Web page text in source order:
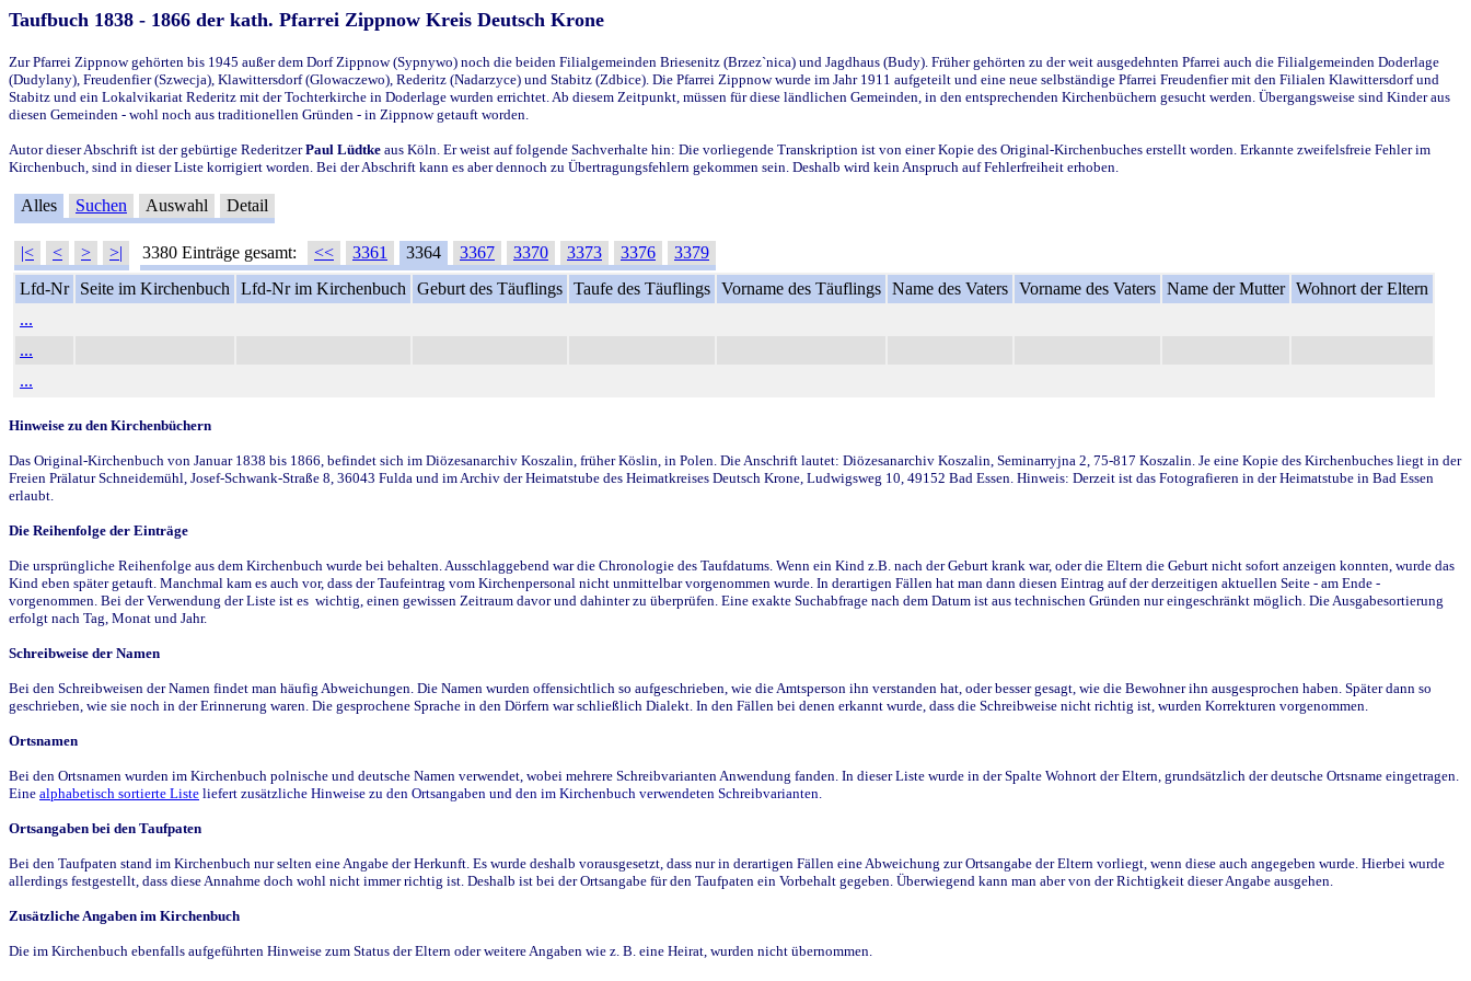
Taufbuch 1838 - 1866 der kath. Pfarrei Zippnow Kreis Deutsch Krone
Zur Pfarrei Zippnow gehörten bis 1945 außer dem Dorf Zippnow (Sypnywo) noch die beiden Filialgemeinden Briesenitz (Brzez`nica) und Jagdhaus (Budy). Früher gehörten zu der weit ausgedehnten Pfarrei auch die Filialgemeinden Doderlage
(Dudylany), Freudenfier (Szwecja), Klawittersdorf (Glowaczewo), Rederitz (Nadarzyce) und Stabitz (Zdbice). Die Pfarrei Zippnow wurde im Jahr 1911 aufgeteilt und eine neue selbständige Pfarrei Freudenfier mit den Filialen Klawittersdorf und
Stabitz und ein Lokalvikariat Rederitz mit der Tochterkirche in Doderlage wurden errichtet. Ab diesem Zeitpunkt, müssen für diese ländlichen Gemeinden, in den entsprechenden Kirchenbüchern gesucht werden. Übergangsweise sind Kinder aus
diesen Gemeinden - wohl noch aus traditionellen Gründen - in Zippnow getauft worden.
Autor dieser Abschrift ist der gebürtige RederitzerPaul Lüdtke aus Köln. Er weist auf folgende Sachverhalte hin: Die vorliegende Transkription ist von einer Kopie des Original-Kirchenbuches erstellt worden. Erkannte zweifelsfreie Fehler im
Kirchenbuch, sind in dieser Liste korrigiert worden. Bei der Abschrift kann es aber dennoch zu Übertragungsfehlern gekommen sein. Deshalb wird kein Anspruch auf Fehlerfreiheit erhoben.
Alles Suchen Auswahl Detail
|< < > >| 3380 Einträge gesamt: << 3361 3364 3367 3370 3373 3376
3379
Lfd-Nr
Seite im Kirchenbuch Lfd-Nr im Kirchenbuch Geburt des Täuflings Taufe des Täuflings Vorname des Täuflings Name des Vaters Vorname des Vaters Name der Mutter Wohnort der Eltern
...
...
...
Hinweise zu den Kirchenbüchern
Das Original-Kirchenbuch von Januar 1838 bis 1866, befindet sich im Diözesanarchiv Koszalin, früher Köslin, in Polen. Die Anschrift lautet: Diözesanarchiv Koszalin, Seminarryjna 2, 75-817 Koszalin. Je eine Kopie des Kirchenbuches liegt in der
Freien Prälatur Schneidemühl, Josef-Schwank-Straße 8, 36043 Fulda und im Archiv der Heimatstube des Heimatkreises Deutsch Krone, Ludwigsweg 10, 49152 Bad Essen. Hinweis: Derzeit ist das Fotografieren in der Heimatstube in Bad Essen
erlaubt.
Die Reihenfolge der Einträge
Die ursprüngliche Reihenfolge aus dem Kirchenbuch wurde bei behalten. Ausschlaggebend war die Chronologie des Taufdatums. Wenn ein Kind z.B. nach der Geburt krank war, oder die Eltern die Geburt nicht sofort anzeigen konnten, wurde das
Kind eben später getauft. Manchmal kam es auch vor, dass der Taufeintrag vom Kirchenpersonal nicht unmittelbar vorgenommen wurde. In derartigen Fällen hat man dann diesen Eintrag auf der derzeitigen aktuellen Seite - am Ende -
vorgenommen. Bei der Verwendung der Liste ist es wichtig, einen gewissen Zeitraum davor und dahinter zu überprüfen. Eine exakte Suchabfrage nach dem Datum ist aus technischen Gründen nur eingeschränkt möglich. Die Ausgabesortierung
erfolgt nach Tag, Monat und Jahr.
Schreibweise der Namen
Bei den Schreibweisen der Namen findet man häufig Abweichungen. Die Namen wurden offensichtlich so aufgeschrieben, wie die Amtsperson ihn verstanden hat, oder besser gesagt, wie die Bewohner ihn ausgesprochen haben. Später dann so
geschrieben, wie sie noch in der Erinnerung waren. Die gesprochene Sprache in den Dörfern war schließlich Dialekt. In den Fällen bei denen erkannt wurde, dass die Schreibweise nicht richtig ist, wurden Korrekturen vorgenommen.
Ortsnamen
Bei den Ortsnamen wurden im Kirchenbuch polnische und deutsche Namen verwendet, wobei mehrere Schreibvarianten Anwendung fanden. In dieser Liste wurde in der Spalte Wohnort der Eltern, grundsätzlich der deutsche Ortsname eingetragen.
Eine alphabetisch sortierte Liste liefert zusätzliche Hinweise zu den Ortsangaben und den im Kirchenbuch verwendeten Schreibvarianten.
Ortsangaben bei den Taufpaten
Bei den Taufpaten stand im Kirchenbuch nur selten eine Angabe der Herkunft. Es wurde deshalb vorausgesetzt, dass nur in derartigen Fällen eine Abweichung zur Ortsangabe der Eltern vorliegt, wenn diese auch angegeben wurde. Hierbei wurde
allerdings festgestellt, dass diese Annahme doch wohl nicht immer richtig ist. Deshalb ist bei der Ortsangabe für den Taufpaten ein Vorbehalt gegeben. Überwiegend kann man aber von der Richtigkeit dieser Angabe ausgehen.
Zusätzliche Angaben im Kirchenbuch
Die im Kirchenbuch ebenfalls aufgeführten Hinweise zum Status der Eltern oder weitere Angaben wie z. B. eine Heirat, wurden nicht übernommen.